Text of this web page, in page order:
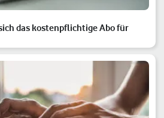
das kostenpflichtige Abo für